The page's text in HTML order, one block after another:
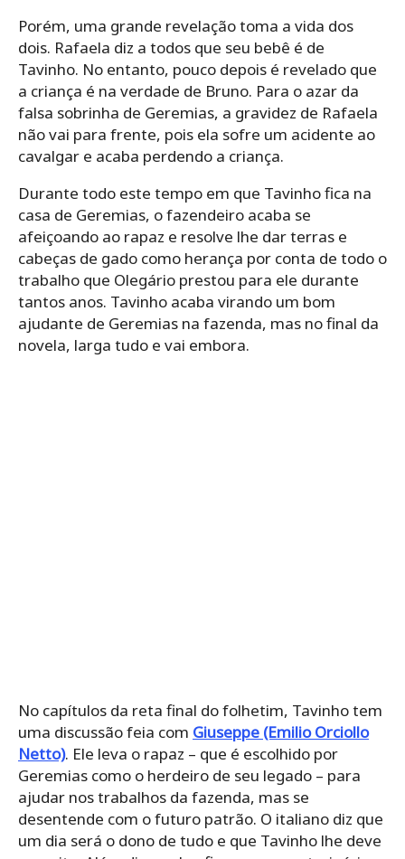
Porém, uma grande revelação toma a vida dos
dois. Rafaela diz a todos que seu bebê é de
Tavinho. No entanto, pouco depois é revelado que
a criança é na verdade de Bruno. Para o azar da
falsa sobrinha de Geremias, a gravidez de Rafaela
não vai para frente, pois ela sofre um acidente ao
cavalgar e acaba perdendo a criança.
Durante todo este tempo em que Tavinho fica na
casa de Geremias, o fazendeiro acaba se
afeiçoando ao rapaz e resolve lhe dar terras e
cabeças de gado como herança por conta de todo o
trabalho que Olegário prestou para ele durante
tantos anos. Tavinho acaba virando um bom
ajudante de Geremias na fazenda, mas no final da
novela, larga tudo e vai embora.
No capítulos da reta final do folhetim, Tavinho tem
uma discussão feia com Giuseppe (Emilio Orciollo
Netto). Ele leva o rapaz – que é escolhido por
Geremias como o herdeiro de seu legado – para
ajudar nos trabalhos da fazenda, mas se
desentende com o futuro patrão. O italiano diz que
um dia será o dono de tudo e que Tavinho lhe deve